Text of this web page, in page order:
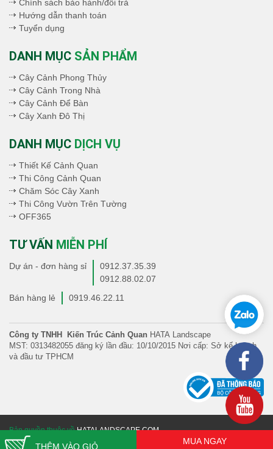
MUA NGAY
THÊM VÀO GIỎ
Chính sách bảo hành/đổi trả
Hướng dẫn thanh toán
Tuyển dụng
DANH MỤC SẢN PHẨM
Cây Cảnh Phong Thủy
Cây Cảnh Trong Nhà
Cây Cảnh Để Bàn
Cây Xanh Đô Thị
DANH MỤC DỊCH VỤ
Thiết Kế Cảnh Quan
Thi Công Cảnh Quan
Chăm Sóc Cây Xanh
Thi Công Vườn Trên Tường
OFF365
TƯ VẤN MIỄN PHÍ
Dự án - đơn hàng sỉ
0912.37.35.39
0912.88.02.07
Bán hàng lẻ
0919.46.22.11
Công ty TNHH Kiến Trúc Cảnh Quan HATA Landscape
MST: 0313482055 đăng ký lần đầu: 10/10/2015 Nơi cấp: Sở kế hoạch
và đầu tư TPHCM
Bản quyền thuộc về HATALANDSCAPE.COM